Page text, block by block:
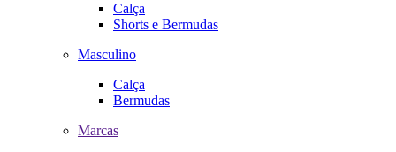
Calça
Shorts e Bermudas
Masculino
Calça
Bermudas
Marcas